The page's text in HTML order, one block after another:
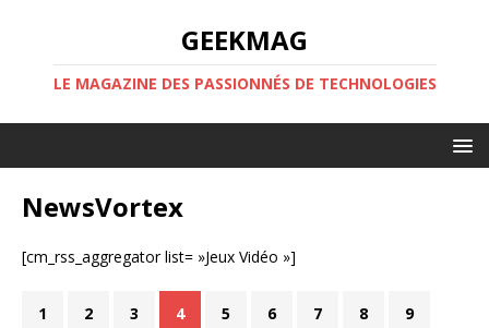
GEEKMAG
LE MAGAZINE DES PASSIONNÉS DE TECHNOLOGIES
NewsVortex
[cm_rss_aggregator list= »Jeux Vidéo »]
1 2 3 4 5 6 7 8 9